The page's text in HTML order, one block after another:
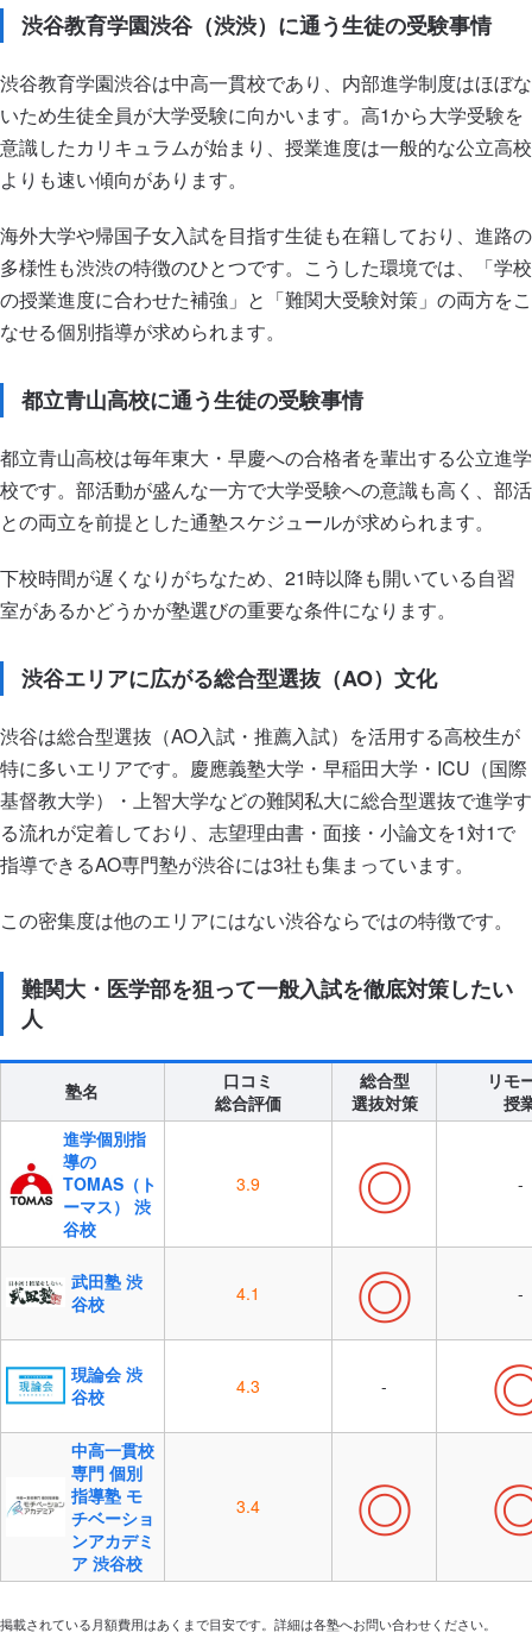
渋谷教育学園渋谷（渋渋）に通う生徒の受験事情
渋谷教育学園渋谷は中高一貫校であり、内部進学制度はほぼな
いため生徒全員が大学受験に向かいます。高1から大学受験を
意識したカリキュラムが始まり、授業進度は一般的な公立高校
よりも速い傾向があります。
海外大学や帰国子女入試を目指す生徒も在籍しており、進路の
多様性も渋渋の特徴のひとつです。こうした環境では、「学校
の授業進度に合わせた補強」と「難関大受験対策」の両方をこ
なせる個別指導が求められます。
都立青山高校に通う生徒の受験事情
都立青山高校は毎年東大・早慶への合格者を輩出する公立進学
校です。部活動が盛んな一方で大学受験への意識も高く、部活
との両立を前提とした通塾スケジュールが求められます。
下校時間が遅くなりがちなため、21時以降も開いている自習
室があるかどうかが塾選びの重要な条件になります。
渋谷エリアに広がる総合型選抜（AO）文化
渋谷は総合型選抜（AO入試・推薦入試）を活用する高校生が
特に多いエリアです。慶應義塾大学・早稲田大学・ICU（国際
基督教大学）・上智大学などの難関私大に総合型選抜で進学す
る流れが定着しており、志望理由書・面接・小論文を1対1で
指導できるAO専門塾が渋谷には3社も集まっています。
この密集度は他のエリアにはない渋谷ならではの特徴です。
難関大・医学部を狙って一般入試を徹底対策したい
人
塾名
口コミ
総合評価
総合型
選抜対策
リモ
授
進学個別指
導の
TOMAS（ト
ーマス） 渋
谷校
3.9 ◎ -
武田塾 渋
谷校
4.1 ◎ -
現論会 渋
谷校
4.3 -
中高一貫校
専門 個別
指導塾 モ
チベーショ
ンアカデミ
ア 渋谷校
3.4 ◎
掲載されている月額費用はあくまで目安です。詳細は各塾へお問い合わせください。